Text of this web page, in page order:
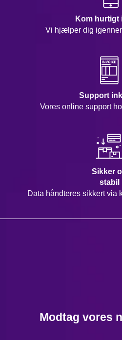
Kom hurtigt
Vi hjælper dig
Support
Vores online support
Sikker
stabil
Data håndteres sikkert via
Modtag vores